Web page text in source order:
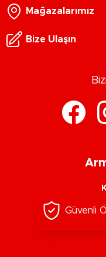
Mağazalarımız
Bize Ulaşın
Güvenli